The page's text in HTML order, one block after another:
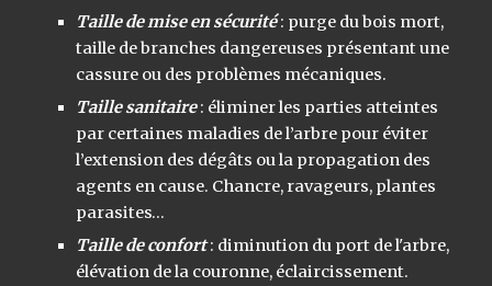
Taille de mise en sécurité: purge du bois mort,
taille de branches dangereuses présentant une
cassure ou des problèmes mécaniques.
Taille sanitaire: éliminer les parties atteintes
par certaines maladies de l’arbre pour éviter
l’extension des dégâts ou la propagation des
agents en cause. Chancre, ravageurs, plantes
parasites…
Taille de confort: diminution du port de l'arbre,
élévation de la couronne, éclaircissement.